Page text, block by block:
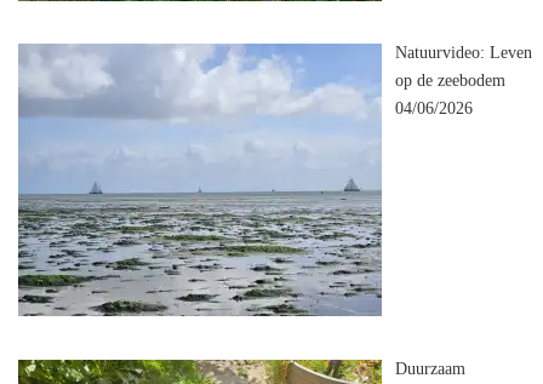
Natuurvideo: Leven
op de zeebodem
04/06/2026
Duurzaam